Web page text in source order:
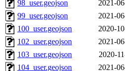
98_user.geojson
2021-
99_user.geojson
2021-
100_user.geojson
2020-
102_user.geojson
2021-
103_user.geojson
2020-
104_user.geojson
2021-